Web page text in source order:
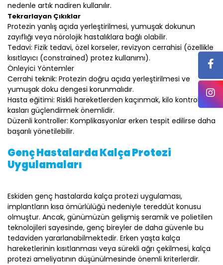
nedenle artık nadiren kullanılır.
Tekrarlayan Çıkıklar
Protezin yanlış açıda yerleştirilmesi, yumuşak dokunun
zayıflığı veya nörolojik hastalıklara bağlı olabilir.
Tedavi: Fizik tedavi, özel korseler, revizyon cerrahisi (özellikle
kısıtlayıcı (constrained) protez kullanımı).
Önleyici Yöntemler
Cerrahi teknik: Protezin doğru açıda yerleştirilmesi ve
yumuşak doku dengesi korunmalıdır.
Hasta eğitimi: Riskli hareketlerden kaçınmak, kilo kontrolü ve
kasları güçlendirmek önemlidir.
Düzenli kontroller: Komplikasyonlar erken tespit edilirse daha
başarılı yönetilebilir.
Genç Hastalarda Kalça Protezi
Uygulamaları
Eskiden genç hastalarda kalça protezi uygulaması,
implantların kısa ömürlülüğü nedeniyle tereddüt konusu
olmuştur. Ancak, günümüzün gelişmiş seramik ve polietilen
teknolojileri sayesinde, genç bireyler de daha güvenle bu
tedaviden yararlanabilmektedir. Erken yaşta kalça
hareketlerinin kısıtlanması veya sürekli ağrı çekilmesi, kalça
protezi ameliyatının düşünülmesinde önemli kriterlerdir.